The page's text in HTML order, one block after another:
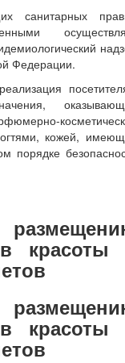
санитарных
Федерации.
кожей,
порядке
красоты